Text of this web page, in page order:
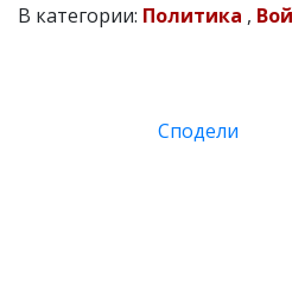
В категории: Политика ,
Сподели